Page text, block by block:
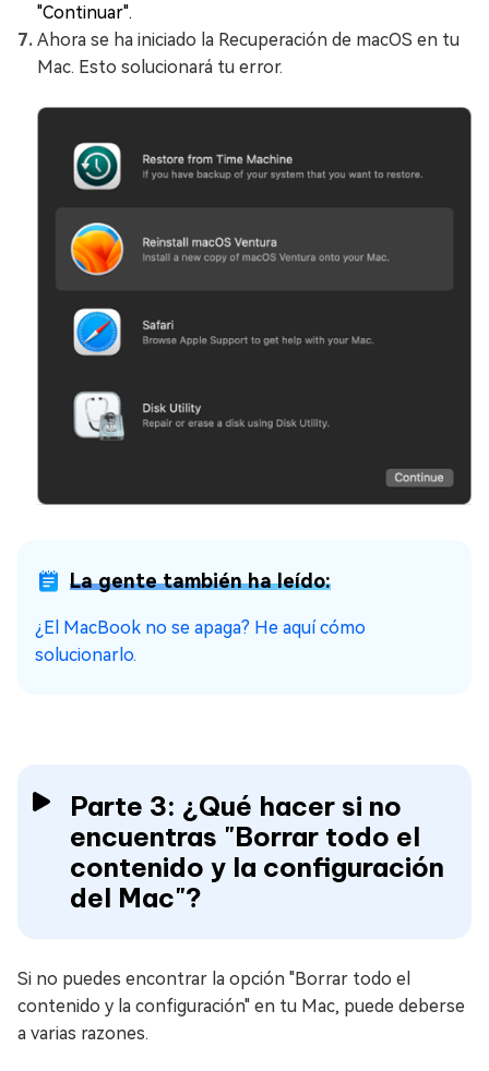
"Continuar".
Ahora se ha iniciado la Recuperación de macOS en tu
Mac. Esto solucionará tu error.
La gente también ha leído:
¿El MacBook no se apaga? He aquí cómo
solucionarlo.
Parte 3: ¿Qué hacer si no
encuentras "Borrar todo el
contenido y la configuración
del Mac"?
Si no puedes encontrar la opción "Borrar todo el
contenido y la configuración" en tu Mac, puede deberse
a varias razones.